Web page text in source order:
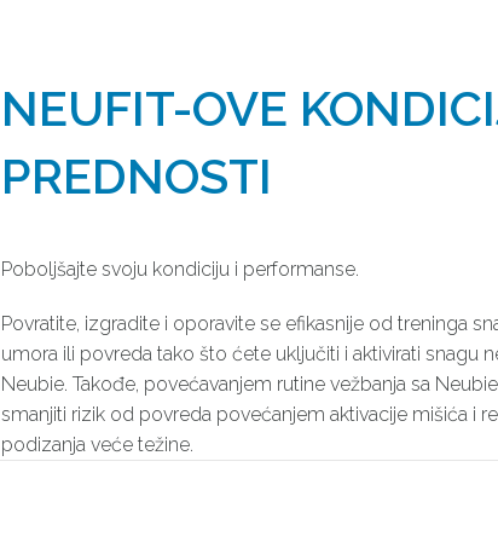
NEUFIT-OVE
PREDNOSTI
Poboljšajte svoju kondiciju i performanse.
Povratite, izgradite i oporavite se efikasnije od treninga
umora ili povreda tako što ćete uključiti i aktivirati snagu
Neubie. Takođe, povećavanjem rutine vežbanja sa
smanjiti rizik od povreda povećanjem aktivacije mišića i
podizanja veće težine.